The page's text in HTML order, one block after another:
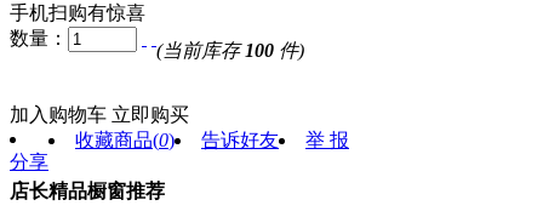
手机扫购有惊喜
数量：
(当前库存 100 件)
加入购物车 立即购买
分享
收藏商品(0) 告诉好友 举 报
店长精品橱窗推荐